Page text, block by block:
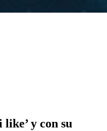
y con su